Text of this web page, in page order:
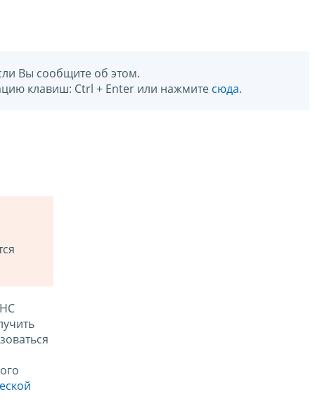
Вы сообщите об этом.
клавиш: Ctrl + Enter или нажмите сюда.